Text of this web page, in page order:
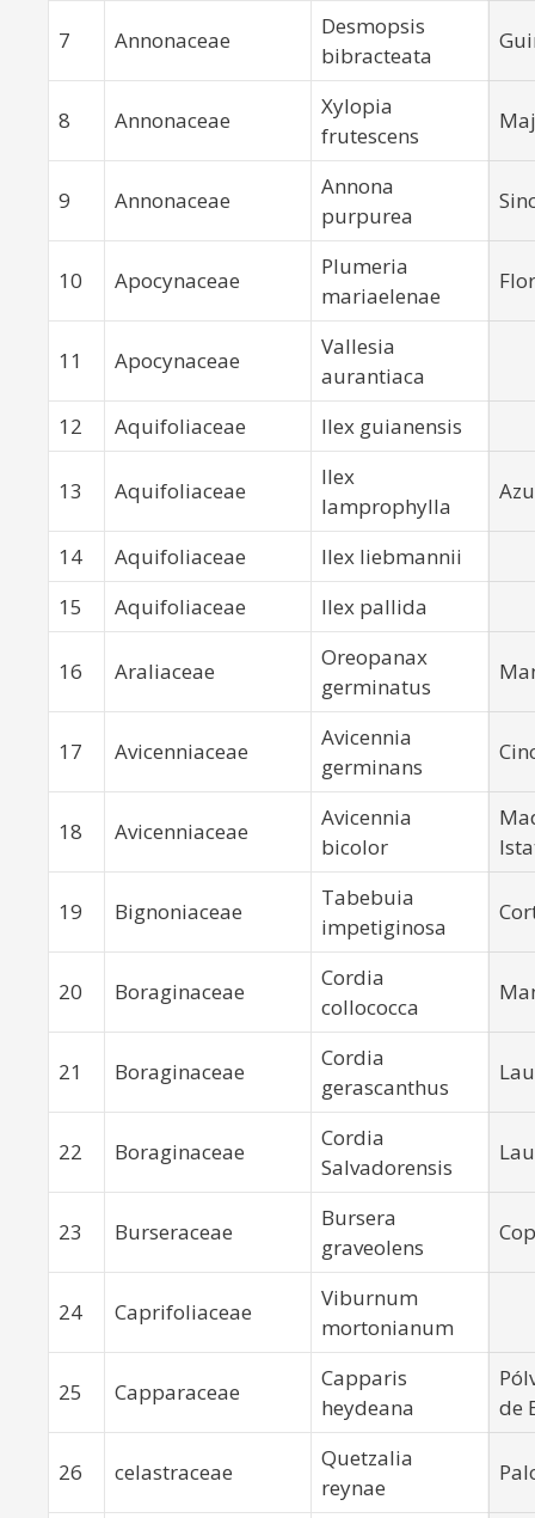
7 Annonaceae
Desmopsis
bibracteata
8 Annonaceae
Xylopia
frutescens
9 Annonaceae
Annona
purpurea
10 Apocynaceae
Plumeria
mariaelenae
11 Apocynaceae
Vallesia
aurantiaca
12
Aquifoliaceae Ilex guianensis
13 Aquifoliaceae
Ilex
lamprophylla
14 Aquifoliaceae
Ilex liebmannii
15
Aquifoliaceae Ilex pallida
16 Araliaceae
Oreopanax
germinatus
17 Avicenniaceae
Avicennia
germinans
18 Avicenniaceae
Avicennia
bicolor
19 Bignoniaceae
Tabebuia
impetiginosa
20 Boraginaceae
Cordia
collococca
21 Boraginaceae
Cordia
gerascanthus
22 Boraginaceae
Cordia
Salvadorensis
23 Burseraceae
Bursera
graveolens
24 Caprifoliaceae
Viburnum
mortonianum
25 Capparaceae
Capparis
heydeana
de
26 celastraceae
Quetzalia
reynae